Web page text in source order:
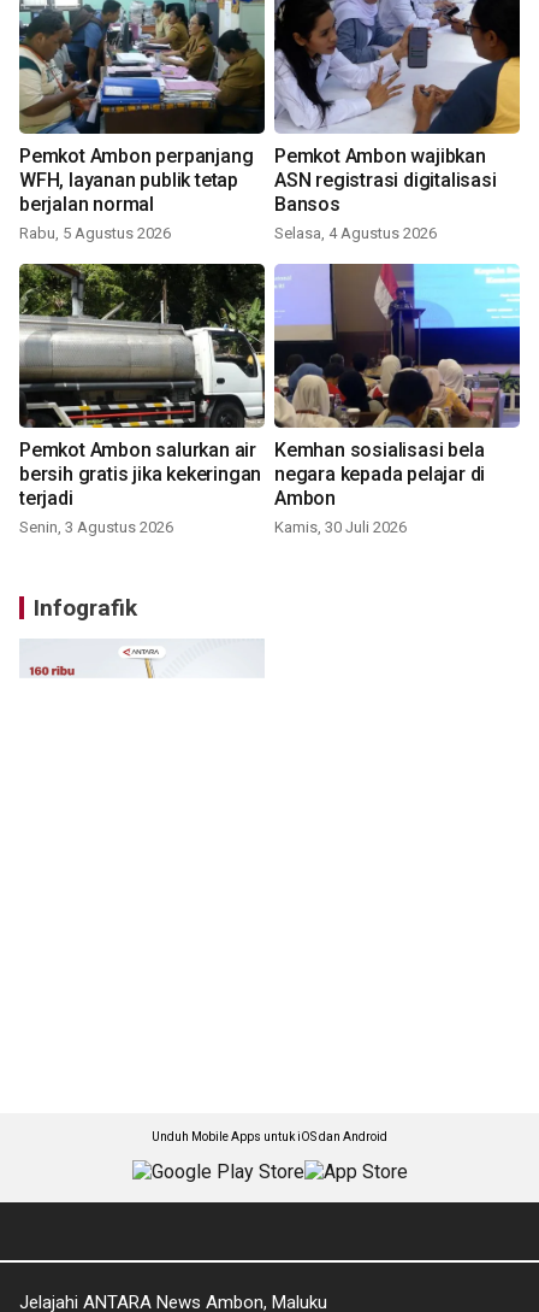
Pemkot Ambon perpanjang
WFH, layanan publik tetap
berjalan normal
Rabu, 5 Agustus 2026
Pemkot Ambon wajibkan
ASN registrasi digitalisasi
Bansos
Selasa, 4 Agustus 2026
Pemkot Ambon salurkan air
bersih gratis jika kekeringan
terjadi
Senin, 3 Agustus 2026
Kemhan sosialisasi bela
negara kepada pelajar di
Ambon
Kamis, 30 Juli 2026
Infografik
Unduh Mobile Apps untuk iOS dan Android
Jelajahi ANTARA News Ambon, Maluku